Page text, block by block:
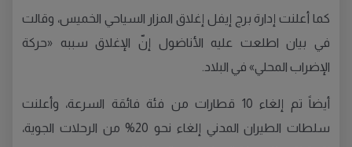
كما أعلنت إدارة برج إيفل إغلاق المزار السياحي الخميس، وقالت
في بيان اطلعت عليه الأناضول إنّ الإغلاق سببه «حركة
الإضراب المحلي» في البلاد.
أيضاً تم إلغاء 10 قطارات من فئة فائقة السرعة، وأعلنت
سلطات الطيران المدني إلغاء نحو 20% من الرحلات الجوية،